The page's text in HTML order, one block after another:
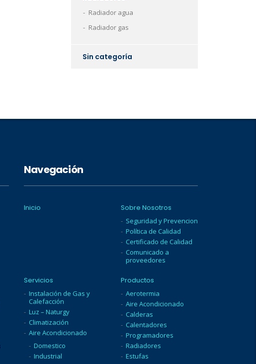
Radiador agua
Radiador gas
Sin categoría
Navegación
Inicio Sobre Nosotros
Seguridad y Prevencion
Política de Calidad
Certificado de Calidad
Comunicado a
proveedores
Servicios
Instalación de Gas y
Calefacción
Luz – Naturgy
Climatización
Aire Acondicionado
Domestico
Industrial
Productos
Aerotermia
Aire Acondicionado
Calderas
Calentadores
Programadores
Radiadores
Estufas